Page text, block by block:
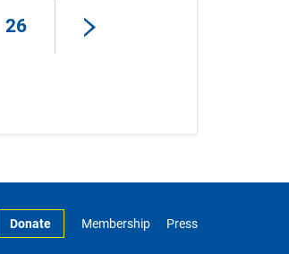
26
Donate Membership Press